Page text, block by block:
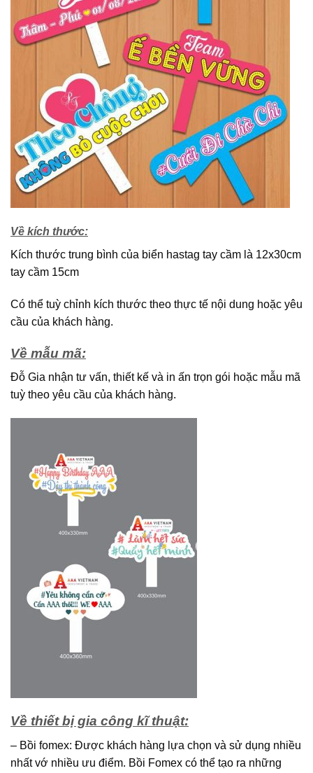
Về kích thước:
Kích thước trung bình của biển hastag tay cầm là 12x30cm
tay cầm 15cm
Có thể tuỳ chỉnh kích thước theo thực tế nội dung hoặc yêu
cầu của khách hàng.
Về mẫu mã:
Đỗ Gia nhận tư vấn, thiết kế và in ấn trọn gói hoặc mẫu mã
tuỳ theo yêu cầu của khách hàng.
Về thiết bị gia công kĩ thuật:
– Bồi fomex: Được khách hàng lựa chọn và sử dụng nhiều
nhất vớ nhiều ưu điểm. Bồi Fomex có thể tạo ra những